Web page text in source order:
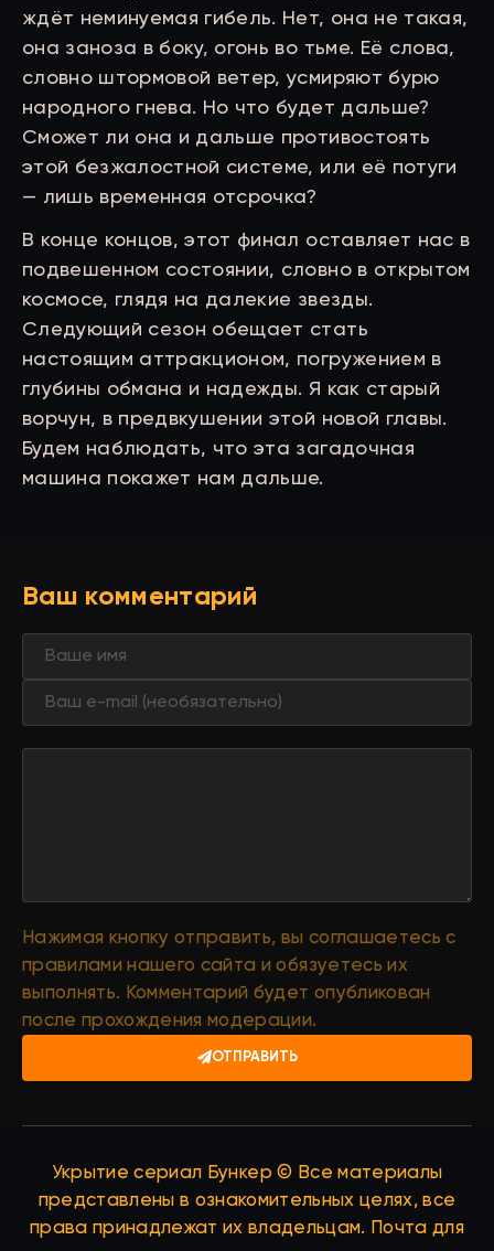
ждёт неминуемая гибель. Нет, она не такая,
она заноза в боку, огонь во тьме. Её слова,
словно штормовой ветер, усмиряют бурю
народного гнева. Но что будет дальше?
Сможет ли она и дальше противостоять
этой безжалостной системе, или её потуги
— лишь временная отсрочка?
В конце концов, этот финал оставляет нас в
подвешенном состоянии, словно в открытом
космосе, глядя на далекие звезды.
Следующий сезон обещает стать
настоящим аттракционом, погружением в
глубины обмана и надежды. Я как старый
ворчун, в предвкушении этой новой главы.
Будем наблюдать, что эта загадочная
машина покажет нам дальше.
Ваш комментарий
Нажимая кнопку отправить, вы соглашаетесь с
правилами нашего сайта и обязуетесь их
выполнять. Комментарий будет опубликован
после прохождения модерации.
ОТПРАВИТЬ
Укрытие сериал Бункер © Все материалы
представлены в ознакомительных целях, все
права принадлежат их владельцам. Почта для